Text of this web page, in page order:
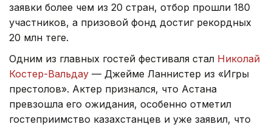
заявки более чем из 20 стран, отбор прошли 180
участников, а призовой фонд достиг рекордных
20 млн теңге.
Одним из главных гостей фестиваля стал Николай
Костер-Вальдау — Джейме Ланнистер из «Игры
престолов». Актер признался, что Астана
превзошла его ожидания, особенно отметил
гостеприимство казахстанцев и уже заявил, что